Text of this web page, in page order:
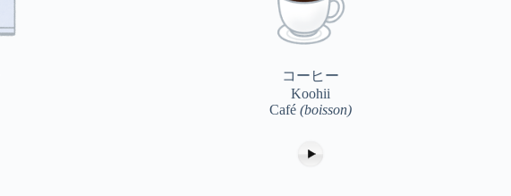
コーヒー
Koohii
Café (boisson)